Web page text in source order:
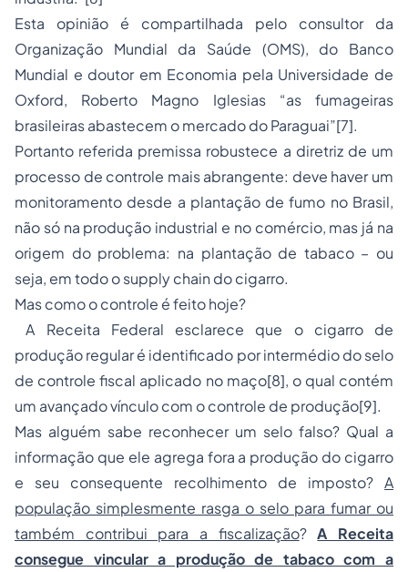
Esta opinião é compartilhada pelo consultor da
Organização Mundial da Saúde (OMS), do Banco
Mundial e doutor em Economia pela Universidade de
Oxford, Roberto Magno Iglesias “as fumageiras
brasileiras abastecem o mercado do Paraguai”[7].
Portanto referida premissa robustece a diretriz de um
processo de controle mais abrangente: deve haver um
monitoramento desde a plantação de fumo no Brasil,
não só na produção industrial e no comércio, mas já na
origem do problema: na plantação de tabaco – ou
seja, em todo o supply chain do cigarro.
Mas como o controle é feito hoje?
A Receita Federal esclarece que o cigarro de
produção regular é identificado por intermédio do selo
de controle fiscal aplicado no maço[8], o qual contém
um avançado vínculo com o controle de produção[9].
Mas alguém sabe reconhecer um selo falso? Qual a
informação que ele agrega fora a produção do cigarro
e seu consequente recolhimento de imposto? A
população simplesmente rasga o selo para fumar ou
também contribui para a fiscalização?A Receita
consegue vincular a produção de tabaco com a